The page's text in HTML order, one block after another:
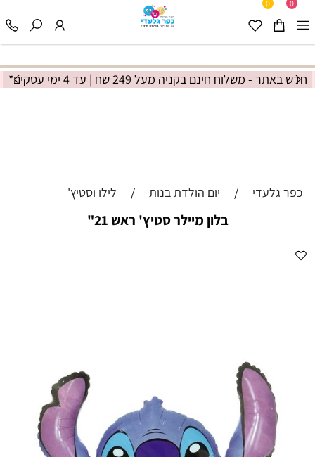
חדש באתר - משלוח חינם בקניה מעל 249 שח | עד 4 ימי עסקים*
0
0
כפר גלעדי / יום הולדת בנות / לילו וסטיץ'
בלון מיילר סטיץ' ראש 21"